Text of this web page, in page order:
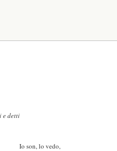
e detti
vedo,